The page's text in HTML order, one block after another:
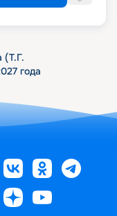
(Т.Г.
года